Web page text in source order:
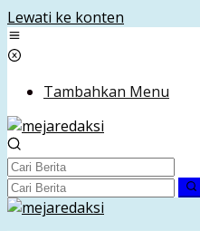
Lewati ke konten
Tambahkan Menu